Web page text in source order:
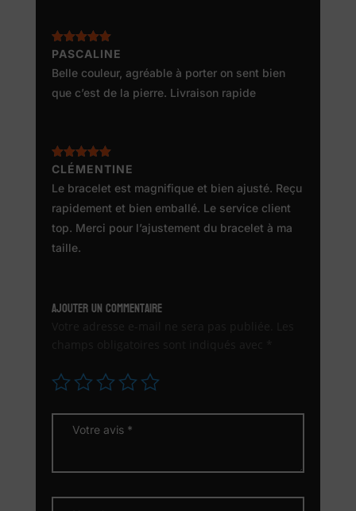
Note5sur
PASCALINE
Belle couleur, agréable à porter on sent bien
que c’est de la pierre. Livraison rapide
Note5sur
CLÉMENTINE
Le bracelet est magnifique et bien ajusté. Reçu
rapidement et bien emballé. Le service client
top. Merci pour l’ajustement du bracelet à ma
taille.
Ajouter un commentaire